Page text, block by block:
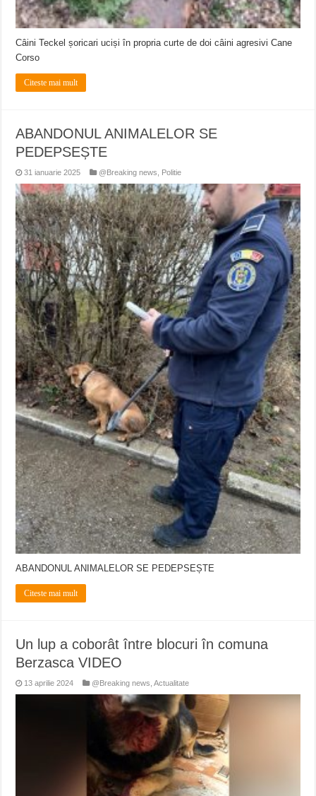
Câini Teckel șoricari uciși în propria curte de doi câini agresivi Cane
Corso
Citeste mai mult
ABANDONUL ANIMALELOR SE
PEDEPSEȘTE
31 ianuarie 2025 @Breaking news Politie
ABANDONUL ANIMALELOR SE PEDEPSEȘTE
Citeste mai mult
Un lup a coborât între blocuri în comuna
Berzasca VIDEO
13 aprilie 2024 @Breaking news ,Actualitate